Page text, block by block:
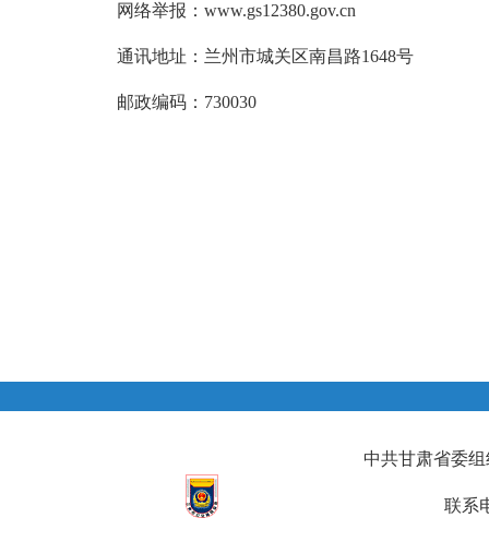
网络举报：www.gs12380.gov.cn
通讯地址：兰州市城关区南昌路1648号
邮政编码：730030
中共甘肃省委
联系